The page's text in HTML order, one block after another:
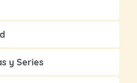
y Series